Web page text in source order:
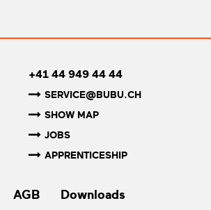
+41 44 949 44 44
SERVICE@BUBU.CH
SHOW MAP
JOBS
APPRENTICESHIP
AGB Downloads